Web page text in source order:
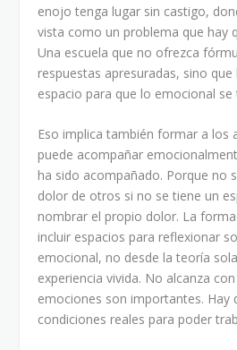
enojo tenga lugar sin castigo,
vista como un problema que hay
Una escuela que no ofrezca
respuestas apresuradas, sino
espacio para que lo emocional
Eso implica también formar a los
puede acompañar
ha sido acompañado. Porque no
dolor de otros si no se tiene un
nombrar el propio dolor. La
incluir espacios para reflexionar
emocional, no desde la teoría
experiencia vivida. No alcanza
emociones son importantes. Hay
condiciones reales para poder